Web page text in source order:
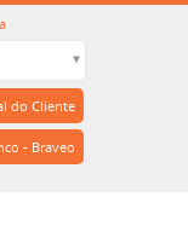
do Cliente
- Braveo